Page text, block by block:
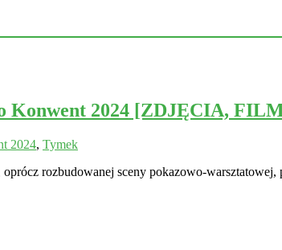
Konwent 2024 [ZDJĘCIA,
2024, Tymek
rozbudowanej sceny pokazowo-warsztatowej,